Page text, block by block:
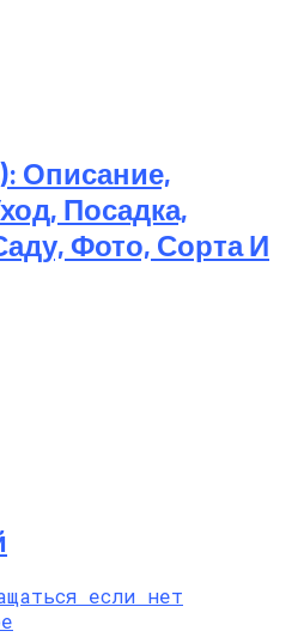
Описание,
Посадка,
Фото, Сорта И